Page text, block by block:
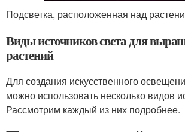
Подсветка, расположенная над
Виды источников света для
растений
Для создания искусственного
можно использовать несколько видов
Рассмотрим каждый из них подробнее.